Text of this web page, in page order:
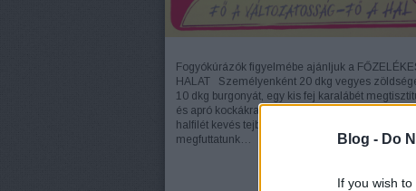
Blog - Do
If you wish
Fogyókúrázók figyelmébe ajánljuk a
HALAT Személyenként 20 dkg vegyes
10 dkg burgonyát, egy kis fej karalábét
és apró kockákra vágunk. Egy szelet mélyhűtött
halfilét kevés tejben kiáztatunk. Egy kanálka
megfuttatunk…